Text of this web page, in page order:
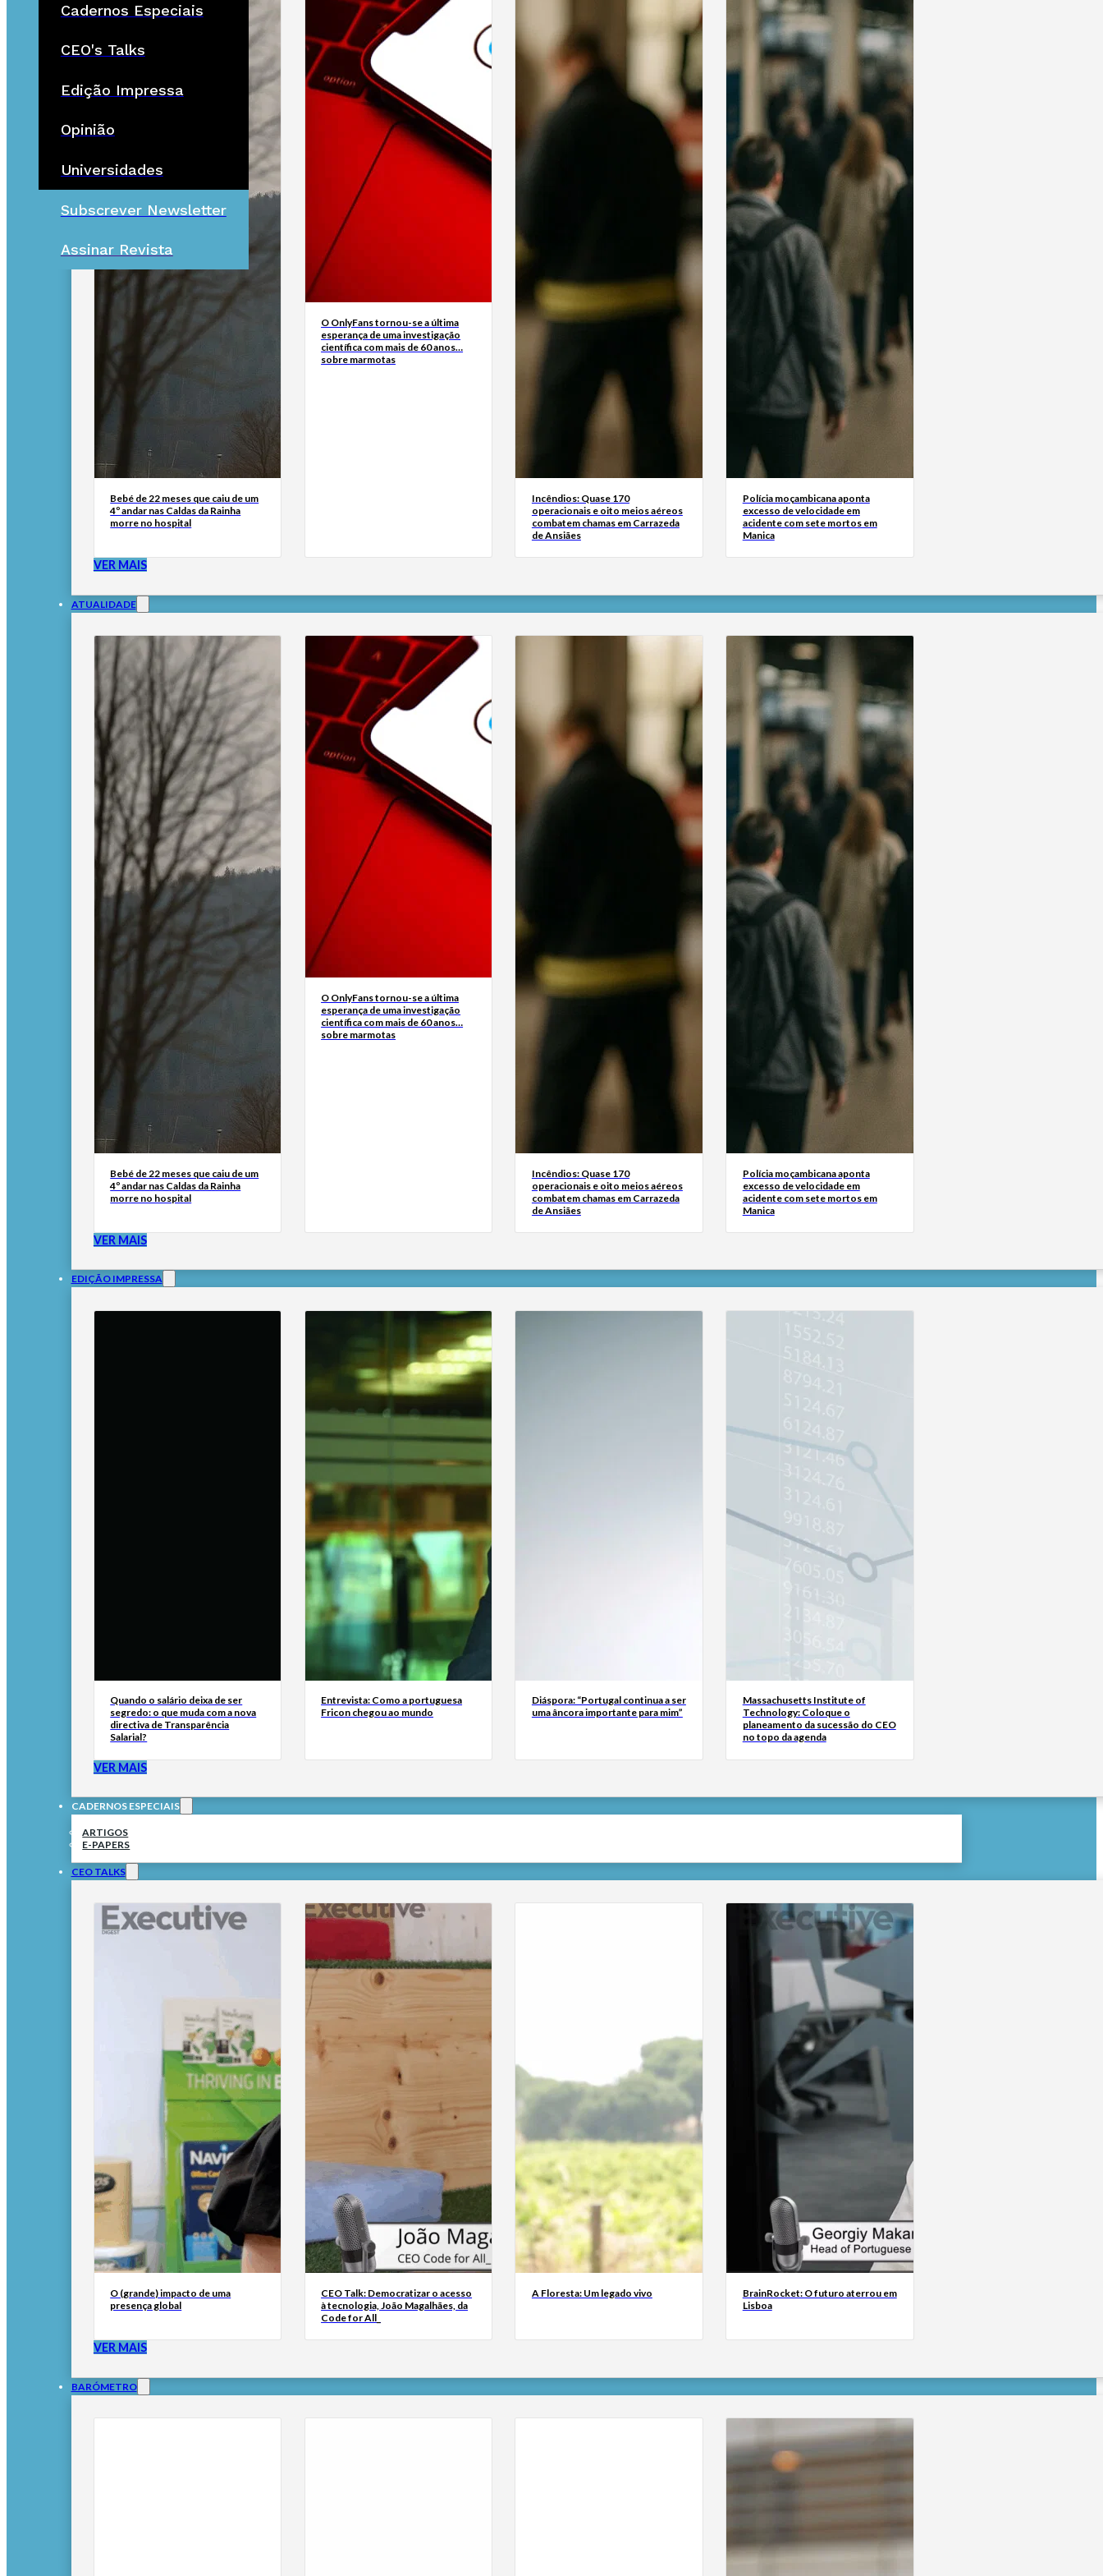
Cadernos Especiais
CEO's Talks
Edição Impressa
Opinião
Universidades
Subscrever Newsletter
Assinar Revista
Bebé de 22 meses que caiu de um
4º andar nas Caldas da Rainha
morre no hospital
O OnlyFans tornou-se a última
esperança de uma investigação
científica com mais de 60 anos…
sobre marmotas
Incêndios: Quase 170
operacionais e oito meios aéreos
combatem chamas em Carrazeda
de Ansiães
Polícia moçambicana aponta
excesso de velocidade em
acidente com sete mortos em
Manica
VER MAIS
ATUALIDADE
Bebé de 22 meses que caiu de um
4º andar nas Caldas da Rainha
morre no hospital
O OnlyFans tornou-se a última
esperança de uma investigação
científica com mais de 60 anos…
sobre marmotas
Incêndios: Quase 170
operacionais e oito meios aéreos
combatem chamas em Carrazeda
de Ansiães
Polícia moçambicana aponta
excesso de velocidade em
acidente com sete mortos em
Manica
VER MAIS
EDIÇÃO IMPRESSA
Quando o salário deixa de ser
segredo: o que muda com a nova
directiva de Transparência
Salarial?
Entrevista: Como a portuguesa
Fricon chegou ao mundo
Diáspora: “Portugal continua a ser
uma âncora importante para mim”
Massachusetts Institute of
Technology: Coloque o
planeamento da sucessão do CEO
no topo da agenda
VER MAIS
CADERNOS ESPECIAIS
ARTIGOS
E-PAPERS
CEO TALKS
O (grande) impacto de uma
presença global
CEO Talk: Democratizar o acesso
à tecnologia, João Magalhães, da
Code for All_
A Floresta: Um legado vivo
BrainRocket: O futuro aterrou em
Lisboa
VER MAIS
BARÓMETRO